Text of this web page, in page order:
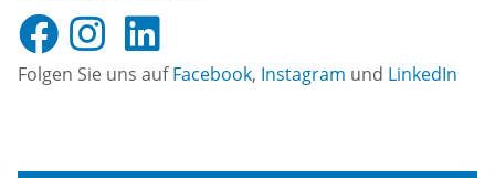
Folgen Sie uns aufFacebook, Instagram und LinkedIn